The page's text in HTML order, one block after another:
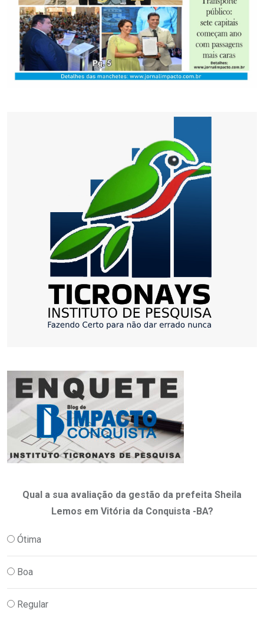
Qual a sua avaliação da gestão da prefeita Sheila
Lemos em Vitória da Conquista -BA?
Ótima
Boa
Regular